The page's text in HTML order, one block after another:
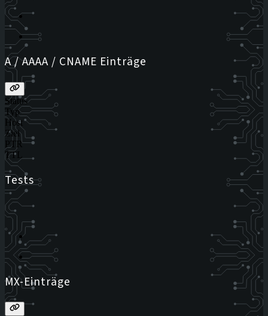
A / AAAA / CNAME Einträge
Status
Typ
Host
Ziel
PTR
TTL
Tests
MX-Einträge